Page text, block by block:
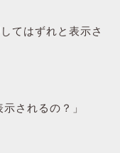
てはずれと表示さ
されるの？」